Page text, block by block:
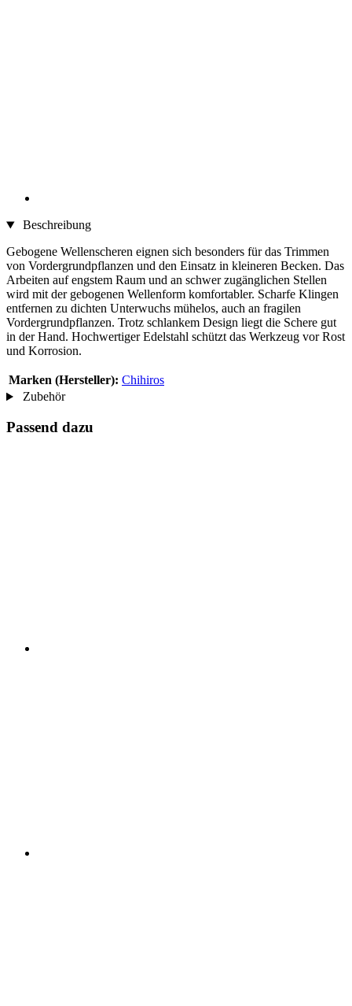
Beschreibung
Gebogene Wellenscheren eignen sich besonders für das Trimmen
von Vordergrundpflanzen und den Einsatz in kleineren Becken. Das
Arbeiten auf engstem Raum und an schwer zugänglichen Stellen
wird mit der gebogenen Wellenform komfortabler. Scharfe Klingen
entfernen zu dichten Unterwuchs mühelos, auch an fragilen
Vordergrundpflanzen. Trotz schlankem Design liegt die Schere gut
in der Hand. Hochwertiger Edelstahl schützt das Werkzeug vor Rost
und Korrosion.
Marken (Hersteller): Chihiros
Zubehör
Passend dazu